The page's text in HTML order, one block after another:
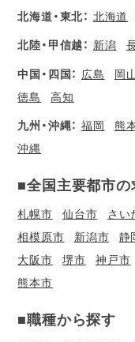
北海道・東北： 北海道
北陸・甲信越： 新潟
中国・四国： 広島 岡
徳島
高知
九州・沖縄： 福岡 熊
沖縄
■全国主要都市の
札幌市 仙台市 さい
相模原市
新潟市 静
大阪市
堺市 神戸市
熊本市
■職種から探す